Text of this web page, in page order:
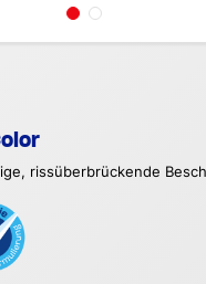
rissüberbrückende